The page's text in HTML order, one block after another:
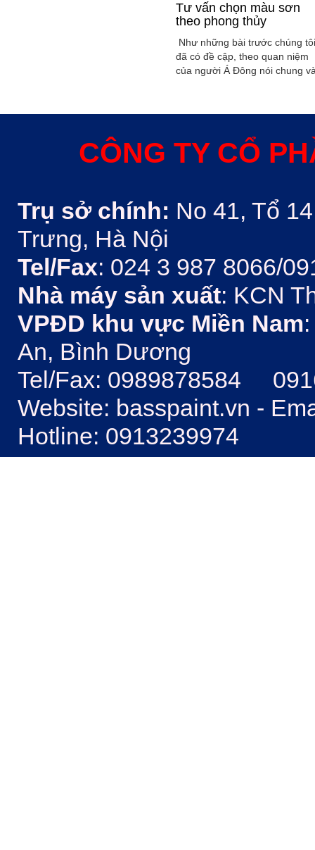
Tư vấn chọn màu sơn
theo phong thủy
Như những bài trước chúng tôi
đã có đề cập, theo quan niệm
của người Á Đông nói chung
xây dụng nhà ở hoặc bất kỳ
thủy trong ngôi nhà thường
được quyết định bởi các nhân
CÔNG TY CỔ
Trụ sở chính: No 41, Tổ
Trưng, Hà Nội
Tel/Fax: 024 3 987 8066/
Nhà máy sản xuất: KCN
VPĐD khu vực Miền Nam
An, Bình Dương
Tel/Fax: 0989878584
Website: basspaint.vn -
Hotline: 0913239974